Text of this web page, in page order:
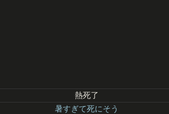
熱死了
暑すぎて死にそう